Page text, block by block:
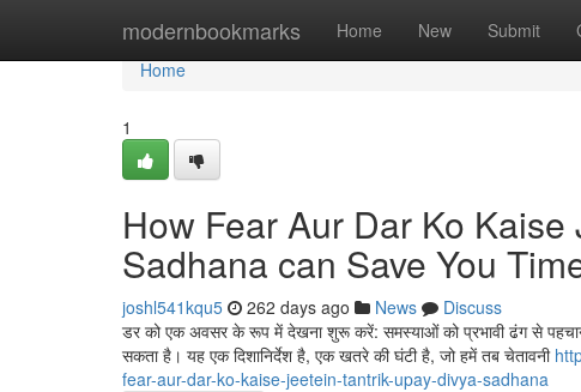
modernbookmarks Home New Submit
Home
Home
1
How Fear Aur Dar Ko
Sadhana can Save You
joshl541kqu5 262 days ago News
Discuss
डर को एक अवसर के रूप में देखना शुरू करें: समस्याओं को प्रभावी ढंग से
सकता है। यह एक दिशानिर्देश है, एक खतरे की घंटी है, जो हमें तब चेतावनी
fear-aur-dar-ko-kaise-jeetein-tantrik-upay-divya-sadhana